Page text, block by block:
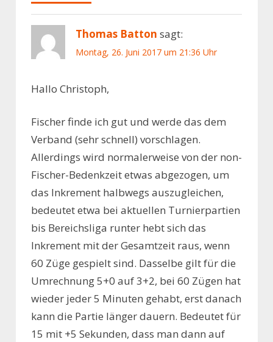
Thomas Batton sagt:
Montag, 26. Juni 2017 um 21:36 Uhr
Hallo Christoph,
Fischer finde ich gut und werde das dem
Verband (sehr schnell) vorschlagen.
Allerdings wird normalerweise von der non-
Fischer-Bedenkzeit etwas abgezogen, um
das Inkrement halbwegs auszugleichen,
bedeutet etwa bei aktuellen Turnierpartien
bis Bereichsliga runter hebt sich das
Inkrement mit der Gesamtzeit raus, wenn
60 Züge gespielt sind. Dasselbe gilt für die
Umrechnung 5+0 auf 3+2, bei 60 Zügen hat
wieder jeder 5 Minuten gehabt, erst danach
kann die Partie länger dauern. Bedeutet für
15 mit +5 Sekunden, dass man dann auf